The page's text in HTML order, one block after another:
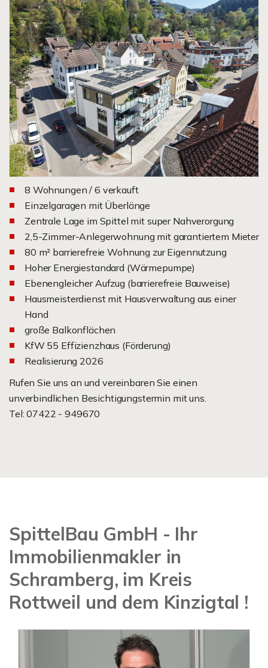
8 Wohnungen / 6 verkauft
Einzelgaragen mit Überlänge
Zentrale Lage im Spittel mit super Nahverorgung
2,5-Zimmer-Anlegerwohnung mit garantiertem Mieter
80 m² barrierefreie Wohnung zur Eigennutzung
Hoher Energiestandard (Wärmepumpe)
Ebenengleicher Aufzug (barrierefreie Bauweise)
Hausmeisterdienst mit Hausverwaltung aus einer
Hand
große Balkonflächen
KfW 55 Effizienzhaus (Förderung)
Realisierung 2026
Rufen Sie uns an und vereinbaren Sie einen
unverbindlichen Besichtigungstermin mit uns.
Tel: 07422 - 949670
SpittelBau GmbH - Ihr
Immobilienmakler in
Schramberg, im Kreis
Rottweil und dem Kinzigtal !